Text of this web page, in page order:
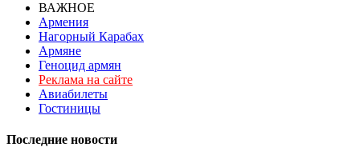
ВАЖНОЕ
Армения
Нагорный Карабах
Армяне
Геноцид армян
Реклама на сайте
Авиабилеты
Гостиницы
Последние новости